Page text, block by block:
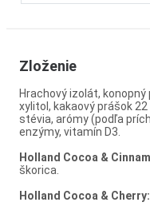
Zloženie
Hrachový izolát,
xylitol, kakaový prášok
stévia, arómy (podľa
enzýmy, vitamín D3.
Holland Cocoa &
škorica.
Holland Cocoa & Cherry: